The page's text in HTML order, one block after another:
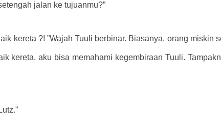
jalan ke tujuanmu?”
kereta ?! ”Wajah Tuuli berbinar. Biasanya, orang
kereta. aku bisa memahami kegembiraan Tuuli.